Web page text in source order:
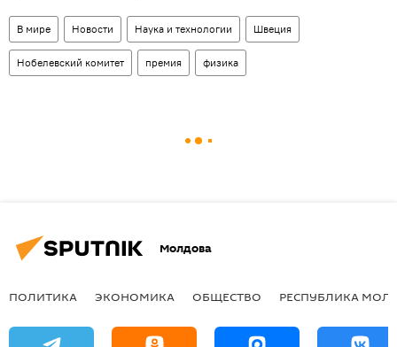
В мире Новости Наука и технологии Швеция
Нобелевский комитет премия физика
Молдова
ПОЛИТИКА ЭКОНОМИКА ОБЩЕСТВО РЕСПУБЛИКА